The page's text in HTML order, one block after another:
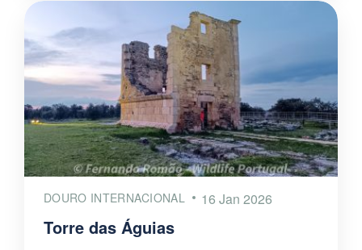
DOURO INTERNACIONAL 16 Jan 2026
Torre das Águias